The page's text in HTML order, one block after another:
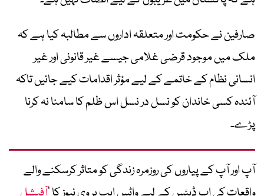
صارفین نے حکومت اور متعلقہ اداروں سے مطالبہ کیا ہے کہ
ملک میں موجود قرضی غلامی جیسے غیر قانونی اور غیر
انسانی نظام کے خاتمے کے لیے مؤثر اقدامات کیے جائیں تاکہ
آئندہ کسی خاندان کو نسل در نسل اس ظلم کا سامنا نہ کرنا
پڑے۔
آپ اور آپ کے پیاروں کی روزمرہ زندگی کو متاثر کرسکنے والے